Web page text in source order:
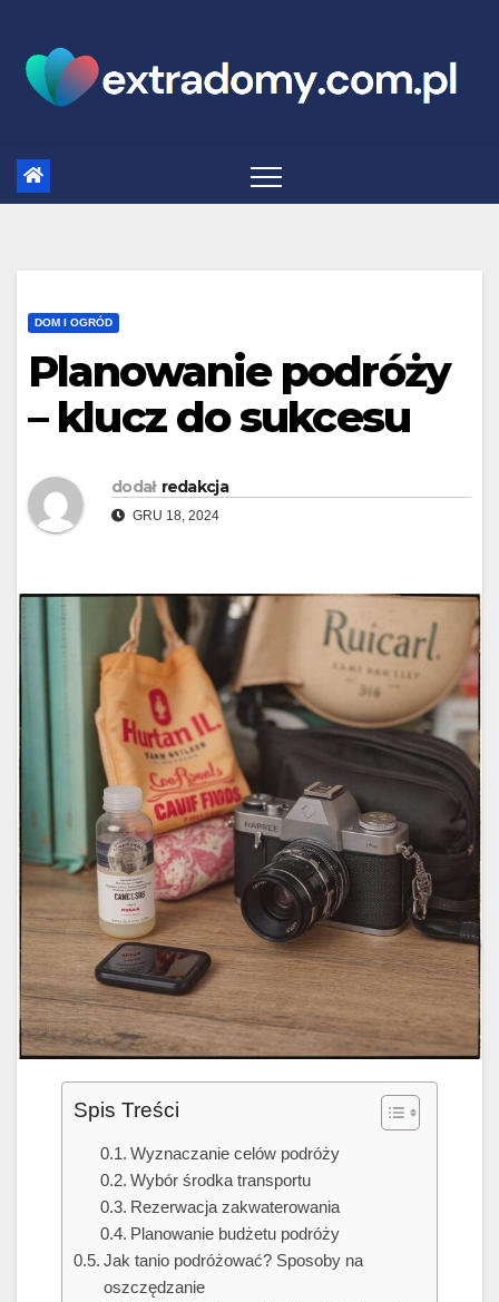
content
DOM I OGRÓD
Planowanie podróży
– klucz do sukcesu
dodał redakcja
GRU 18, 2024
Spis Treści
Wyznaczanie celów podróży
Wybór środka transportu
Rezerwacja zakwaterowania
Planowanie budżetu podróży
Jak tanio podróżować? Sposoby na
oszczędzanie